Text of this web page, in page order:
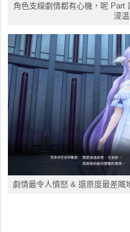
角色支線劇情都有心機，呢 Part
浸
劇情最令人憤怒 & 還原度最差嘅